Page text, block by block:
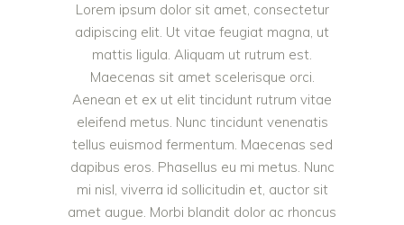
Lorem ipsum dolor sit amet, consectetur
adipiscing elit. Ut vitae feugiat magna, ut
mattis ligula. Aliquam ut rutrum est.
Maecenas sit amet scelerisque orci.
Aenean et ex ut elit tincidunt rutrum vitae
eleifend metus. Nunc tincidunt venenatis
tellus euismod fermentum. Maecenas sed
dapibus eros. Phasellus eu mi metus. Nunc
mi nisl, viverra id sollicitudin et, auctor sit
amet augue. Morbi blandit dolor ac rhoncus